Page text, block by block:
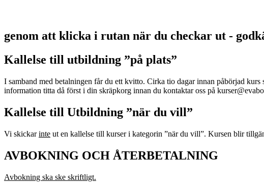
genom att klicka i rutan när du checkar ut -
Kallelse till utbildning ”på plats”
I samband med betalningen får du ett kvitto. Cirka tio dagar innan påbörjad
information titta då först i din skräpkorg innan du kontaktar oss på
Kallelse till Utbildning ”när du vill”
Vi skickarinte ut en kallelse till kurser i kategorin ”när du vill”. Kursen blir
AVBOKNING OCH ÅTERBETALNING
Avbokning ska ske skriftligt.